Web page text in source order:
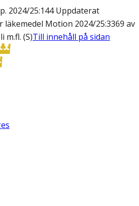
2024/25:144 Uppdaterat
Motion 2024/25:3369 av
m.fl. (S)Till innehåll på sidan